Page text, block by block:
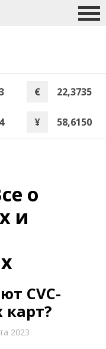
€ 22,3735
¥ 58,6150
о
и
CVC-
карт?
2023